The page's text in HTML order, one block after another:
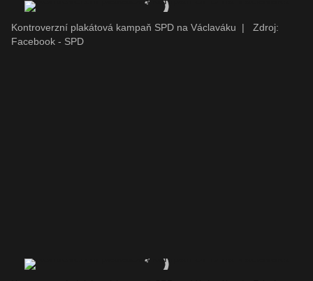
Kontroverzní plakátová kampaň SPD na Václaváku |
Zdroj:
Facebook - SPD